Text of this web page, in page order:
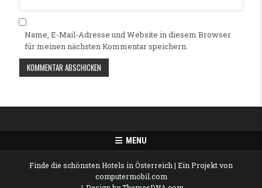
Name, E-Mail-Adresse und Website in diesem Browser
für meinen nächsten Kommentar speichern.
MENU
Finde die schönsten Hotels in Österreich | Ein Projekt von
computermobil.com